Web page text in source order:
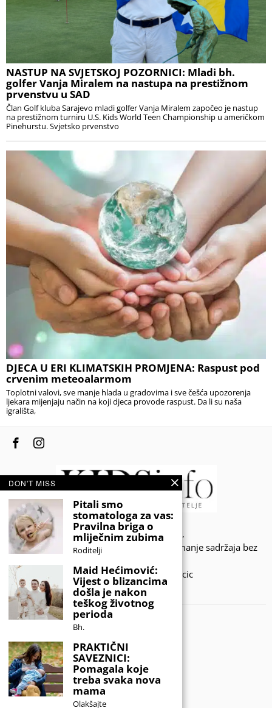
NASTUP NA SVJETSKOJ POZORNICI: Mladi bh.
golfer Vanja Miralem na nastupa na prestižnom
prvenstvu u SAD
Član Golf kluba Sarajevo mladi golfer Vanja Miralem započeo je nastup
na prestižnom turniru U.S. Kids World Teen Championship u američkom
Pinehurstu. Svjetsko prvenstvo
DJECA U ERI KLIMATSKIH PROMJENA: Raspust pod
crvenim meteoalarmom
Toplotni valovi, sve manje hlada u gradovima i sve češća upozorenja
ljekara mijenjaju način na koji djeca provode raspust. Da li su naša
igrališta,
© 2020 - KIDSINFO.BA.
Sva prava zadržana. Zabranjeno preuzimanje sadržaja bez
Developed by Amar SIjercic
IZAŠAO JE NOVI MAGAZIN!
DON'T MISS
Pitali smo
stomatologa za vas:
Pravilna briga o
mliječnim zubima
Roditelji
Maid Hećimović:
Vijest o blizancima
došla je nakon
teškog životnog
perioda
Bh.
PRAKTIČNI
SAVEZNICI:
Pomagala koje
treba svaka nova
mama
Olakšajte